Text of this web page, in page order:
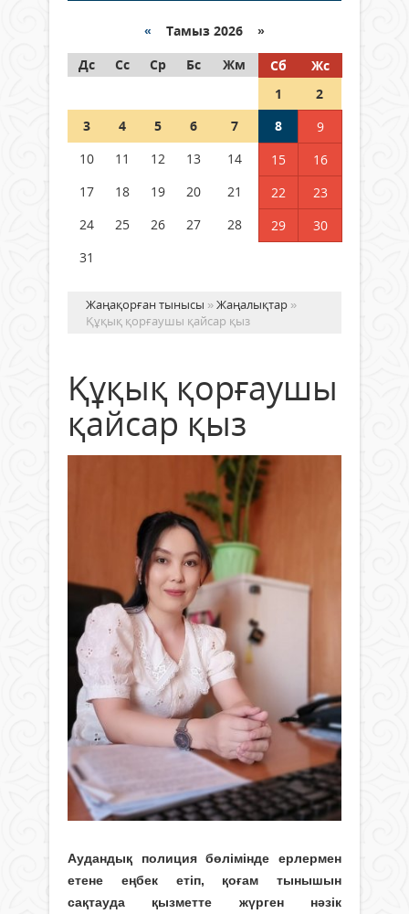
граждане Казахстана,
05 тамыз 2026 ж. 144
Шетелде жүрген Қазақстан
азаматтары қалай дауыс бере
« Тамыз 2026 »
Дс
Сс Ср Бс Жм Сб
Жс
1
2
3
4 5 6 7 8
9
10
11 12 13 14 15
16
17
18 19 20 21 22
23
24
25 26 27 28 29
30
31
Жаңақорған тынысы »Жаңалықтар »
Құқық қорғаушы қайсар қыз
Құқық қорғаушы
қайсар қыз
Аудандық полиция бөлімінде ерлермен
етене еңбек етіп, қоғам тынышын
сақтауда қызметте жүрген нәзік